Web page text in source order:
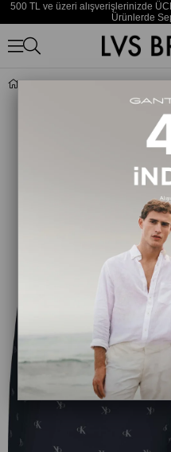
500 TL ve üzeri alışverişlerinizde
Ürünlerde